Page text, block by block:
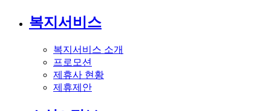
복지서비스
복지서비스 소개
프로모션
제휴사 현황
제휴제안